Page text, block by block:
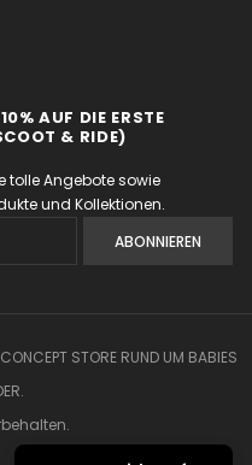
AUF DIE ERSTE
& RIDE)
Angebote sowie
und Kollektionen.
STORE RUND UM BABIES